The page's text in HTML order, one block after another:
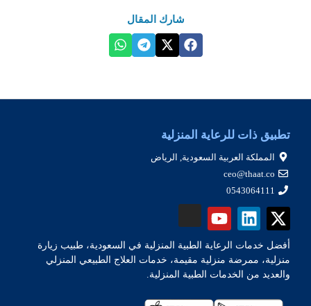
شارك المقال
تطبيق ذات للرعاية المنزلية
المملكة العربية السعودية, الرياض
ceo@thaat.co
0543064111
أفضل خدمات الرعاية الطبية المنزلية في السعودية، طبيب زيارة
منزلية، ممرضة منزلية مقيمة، خدمات العلاج الطبيعي المنزلي
والعديد من الخدمات الطبية المنزلية.